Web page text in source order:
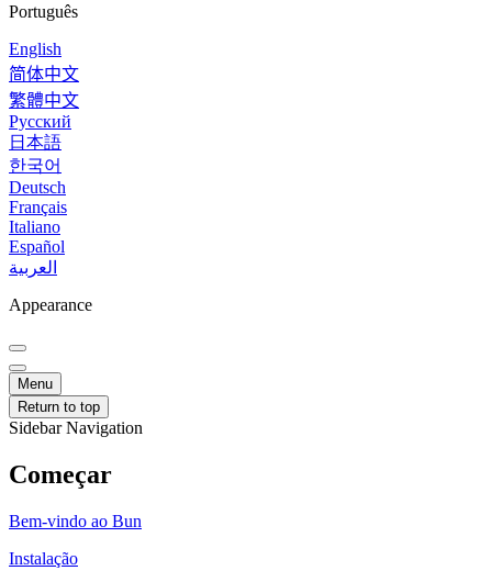
Português
English
简体中文
繁體中文
Русский
日本語
한국어
Deutsch
Français
Italiano
Español
العربية
Appearance
Menu
Return to top
Sidebar Navigation
Começar
Bem-vindo ao Bun
Instalação